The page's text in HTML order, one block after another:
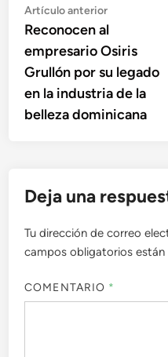
Navegación
de
entradas
Artículo anteriorArtículo
anterior:
Reconocen al
empresario Osiris
Grullón por su legado
en la industria de la
belleza dominicana
Deja una
Tu dirección de correo
campos obligatorios
COMENTARIO *